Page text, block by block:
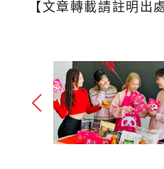
【文章轉載請註明出